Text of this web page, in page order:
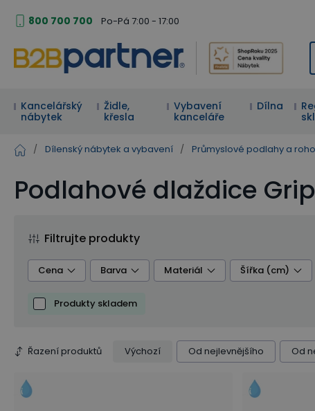
800 700 700 Po-Pá 7:00 - 17:00
Kancelářský
nábytek
Židle,
křesla
Vybavení
kanceláře
Dílna
/ Dílenský nábytek a vybavení / Průmyslové podlahy a
Podlahové dlaždice
Filtrujte produkty
Cena Barva Materiál Šířka (cm)
Produkty skladem
Řazení produktů Výchozí Od nejlevnějšího Od